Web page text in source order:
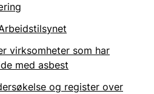
virksomheter som har
med asbest
og register over